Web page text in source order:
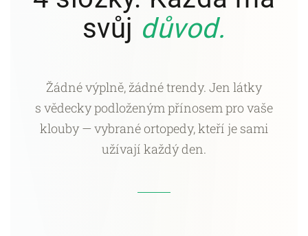
svůj důvod.
Žádné výplně, žádné trendy. Jen látky
s vědecky podloženým přínosem pro vaše
klouby — vybrané ortopedy, kteří je sami
užívají každý den.